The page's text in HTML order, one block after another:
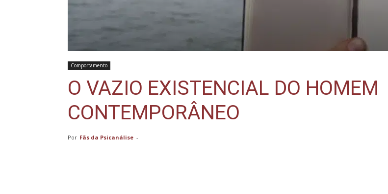
Comportamento
O VAZIO EXISTENCIAL DO HOMEM
CONTEMPORÂNEO
Por Fãs da Psicanálise -